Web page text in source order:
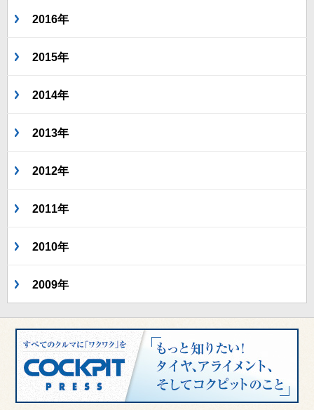
2016年
2015年
2014年
2013年
2012年
2011年
2010年
2009年